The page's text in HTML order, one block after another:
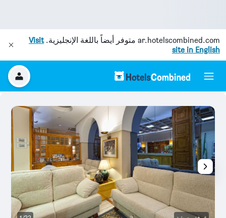
ar.hotelscombined.com متوفر أيضاً باللغة الإنجليزية.Visit
site in English